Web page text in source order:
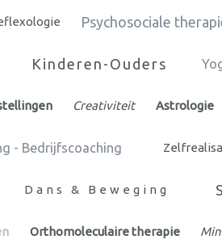
Psychosociale
Kinderen-Ouders
Creativiteit Astrologie
- Bedrijfscoaching
Dans & Beweging
Orthomoleculaire therapie